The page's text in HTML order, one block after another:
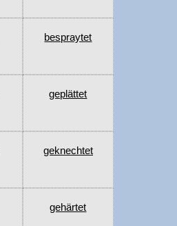
bespraytet
geplättet
geknechtet
gehärtet